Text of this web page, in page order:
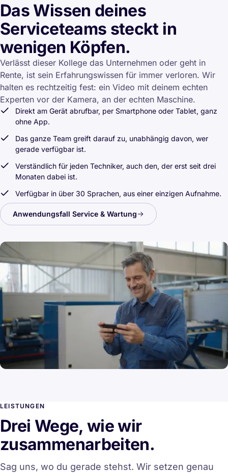
Das Wissen deines
Serviceteams steckt in
wenigen Köpfen.
Verlässt dieser Kollege das Unternehmen oder geht in
Rente, ist sein Erfahrungswissen für immer verloren. Wir
halten es rechtzeitig fest: ein Video mit deinem echten
Experten vor der Kamera, an der echten Maschine.
Direkt am Gerät abrufbar, per Smartphone oder Tablet, ganz
ohne App.
Das ganze Team greift darauf zu, unabhängig davon, wer
gerade verfügbar ist.
Verständlich für jeden Techniker, auch den, der erst seit drei
Monaten dabei ist.
Verfügbar in über 30 Sprachen, aus einer einzigen Aufnahme.
Anwendungsfall Service & Wartung
LEISTUNGEN
Drei Wege, wie wir
zusammenarbeiten.
Sag uns, wo du gerade stehst. Wir setzen genau